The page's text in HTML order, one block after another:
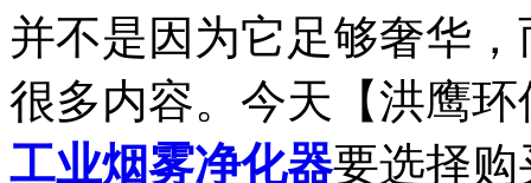
并不是因为它足够奢华
很多内容。今天【洪鹰
工业烟雾净化器要选择